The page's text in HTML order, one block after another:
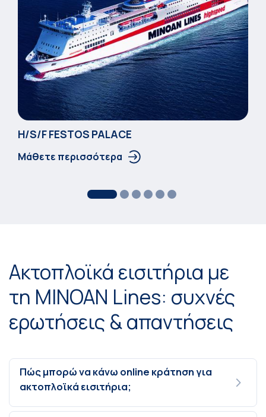
Η/S/F FESTOS PALACΕ
Μάθετε περισσότερα
Ακτοπλοϊκά εισιτήρια με
τη MINOAN Lines: συχνές
ερωτήσεις & απαντήσεις
Πώς μπορώ να κάνω online κράτηση για
ακτοπλοϊκά εισιτήρια;